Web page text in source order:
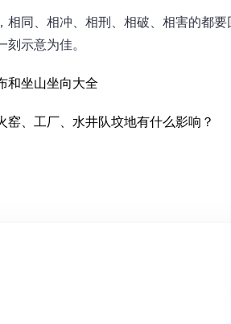
同、相冲、相刑、相破、相害的都要
示意为佳。
和坐山坐向大全
、工厂、水井队坟地有什么影响？